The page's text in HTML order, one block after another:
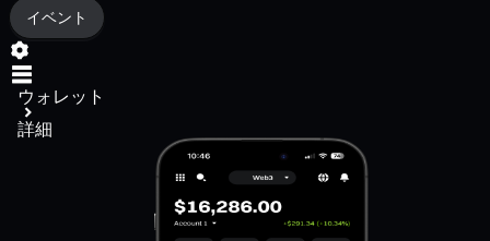
イベント
ウォレット
詳細